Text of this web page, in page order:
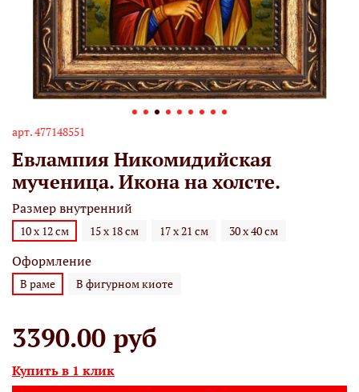
арт.477148551
Евлампия Никомидийская
мученица. Икона на холсте.
Размер внутренний
10 х 12 см 15 х 18 см 17 х 21 см 30 х 40 см
Оформление
В раме В фигурном киоте
3390.00 руб
Купить в 1 клик